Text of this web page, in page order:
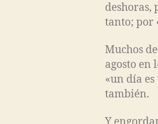
deshoras,
tanto; por
Muchos
agosto en
«un día
también.